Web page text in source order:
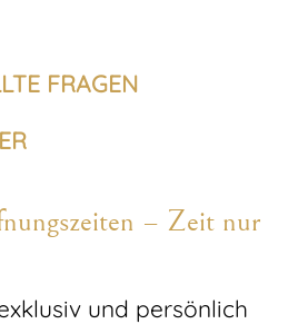
FRAGEN
– Zeit nur
und persönlich